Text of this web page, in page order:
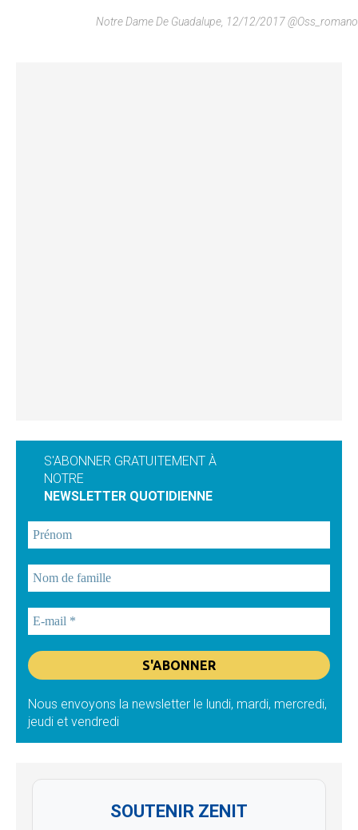
Notre Dame De Guadalupe, 12/12/2017 @Oss_romano
S'ABONNER GRATUITEMENT À
NOTRE
NEWSLETTER QUOTIDIENNE
Nous envoyons la newsletter le lundi, mardi, mercredi,
jeudi et vendredi
SOUTENIR ZENIT